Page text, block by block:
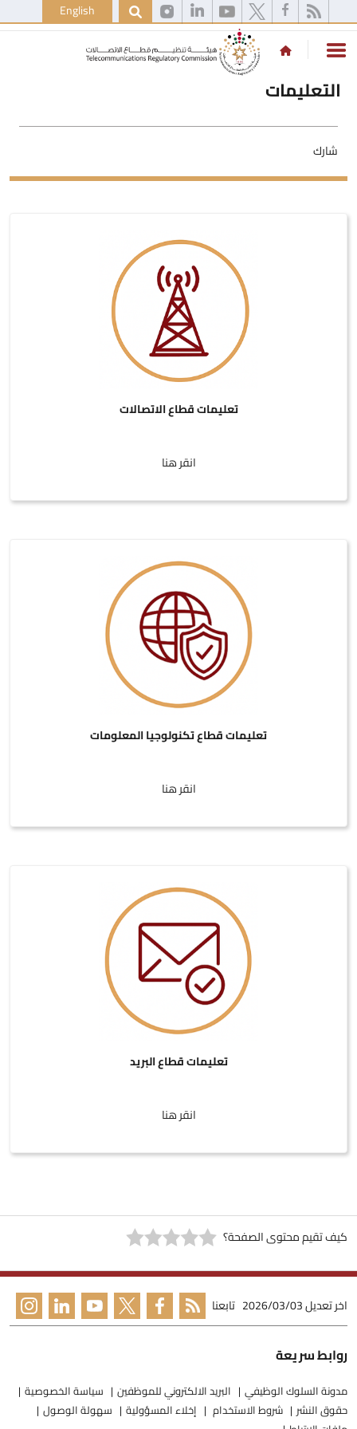
English
التعليمات
شارك
تعليمات قطاع الاتصالات
انقر هنا
تعليمات قطاع تكنولوجيا المعلومات
انقر هنا
تعليمات قطاع البريد
انقر هنا
كيف تقيم محتوى الصفحة؟
اخر تعديل2026/03/03 تابعنا
روابط سريعة
مدونة السلوك الوظيفي البريد الالكتروني للموظفين
سياسة الخصوصية
حقوق النشر
شروط الاستخدام إخلاء المسؤولية
سهولة الوصول